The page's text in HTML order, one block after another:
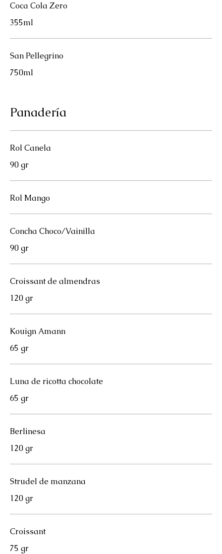
Coca Cola Zero
355ml
San Pellegrino
750ml
Panadería
Rol Canela
90 gr
Rol Mango
Concha Choco/Vainilla
90 gr
Croissant de almendras
120 gr
Kouign Amann
65 gr
Luna de ricotta chocolate
65 gr
Berlinesa
120 gr
Strudel de manzana
120 gr
Croissant
75 gr